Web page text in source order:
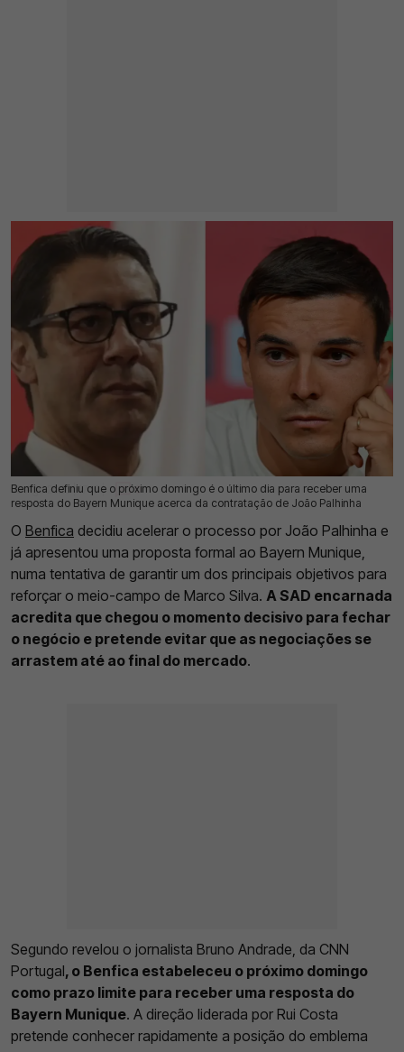
Benfica definiu que o próximo domingo é o último dia para receber uma
resposta do Bayern Munique acerca da contratação de João Palhinha
05 Ago 2026 | 17:17 | 0
O Benfica decidiu acelerar o processo por João Palhinha e
já apresentou uma proposta formal ao Bayern Munique,
numa tentativa de garantir um dos principais objetivos para
reforçar o meio-campo de Marco Silva. A SAD encarnada
acredita que chegou o momento decisivo para fechar
o negócio e pretende evitar que as negociações se
arrastem até ao final do mercado.
Segundo revelou o jornalista Bruno Andrade, da CNN
Portugal, o Benfica estabeleceu o próximo domingo
como prazo limite para receber uma resposta do
Bayern Munique. A direção liderada por Rui Costa
pretende conhecer rapidamente a posição do emblema